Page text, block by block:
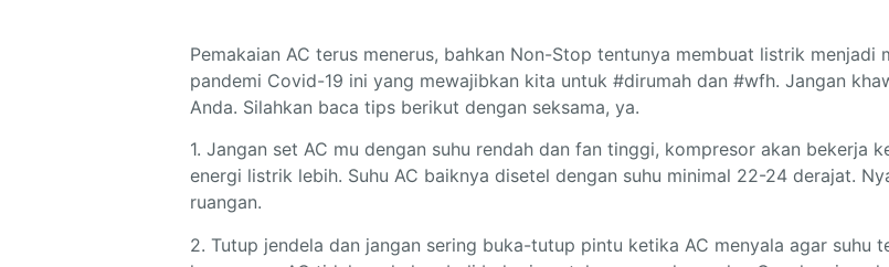
Pemakaian AC terus menerus, bahkan Non-Stop tentunya membuat listrik menjadi
pandemi Covid-19 ini yang mewajibkan kita untuk #dirumah dan #wfh. Jangan
Anda. Silahkan baca tips berikut dengan seksama, ya.
1. Jangan set AC mu dengan suhu rendah dan fan tinggi, kompresor akan bekerja
energi listrik lebih. Suhu AC baiknya disetel dengan suhu minimal 22-24 derajat.
ruangan.
2. Tutup jendela dan jangan sering buka-tutup pintu ketika AC menyala agar suhu